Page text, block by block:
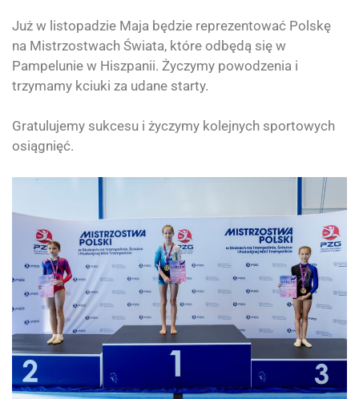
Już w listopadzie Maja będzie reprezentować Polskę
na Mistrzostwach Świata, które odbędą się w
Pampelunie w Hiszpanii. Życzymy powodzenia i
trzymamy kciuki za udane starty.
Gratulujemy sukcesu i życzymy kolejnych sportowych
osiągnięć.